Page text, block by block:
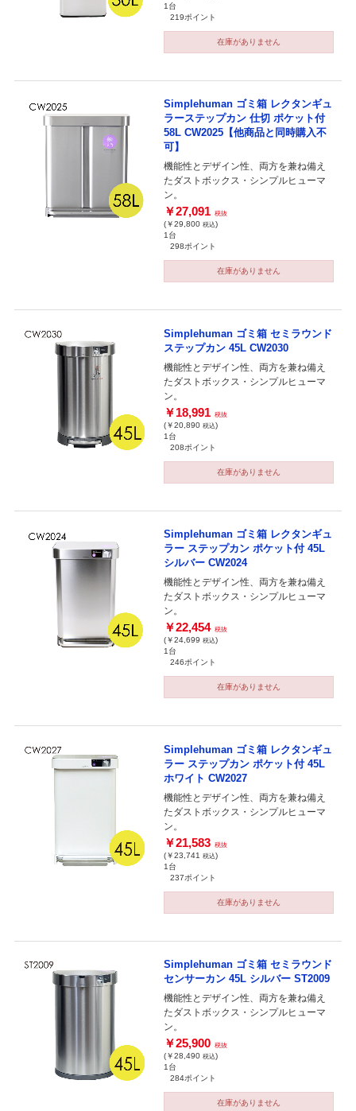
1台
219ポイント
在庫がありません
Simplehuman ゴミ箱 レクタンギュ
ラーステップカン 仕切 ポケット付
58L CW2025【他商品と同時購入不
可】
機能性とデザイン性、両方を兼ね備え
たダストボックス・シンプルヒューマ
ン。
￥27,091 税抜
(￥29,800 税込)
1台
298ポイント
在庫がありません
Simplehuman ゴミ箱 セミラウンド
ステップカン 45L CW2030
機能性とデザイン性、両方を兼ね備え
たダストボックス・シンプルヒューマ
ン。
￥18,991 税抜
(￥20,890 税込)
1台
208ポイント
在庫がありません
Simplehuman ゴミ箱 レクタンギュ
ラー ステップカン ポケット付 45L
シルバー CW2024
機能性とデザイン性、両方を兼ね備え
たダストボックス・シンプルヒューマ
ン。
￥22,454 税抜
(￥24,699 税込)
1台
246ポイント
在庫がありません
Simplehuman ゴミ箱 レクタンギュ
ラー ステップカン ポケット付 45L
ホワイト CW2027
機能性とデザイン性、両方を兼ね備え
たダストボックス・シンプルヒューマ
ン。
￥21,583 税抜
(￥23,741 税込)
1台
237ポイント
在庫がありません
Simplehuman ゴミ箱 セミラウンド
センサーカン 45L シルバー ST2009
機能性とデザイン性、両方を兼ね備え
たダストボックス・シンプルヒューマ
ン。
￥25,900 税抜
(￥28,490 税込)
1台
284ポイント
在庫がありません